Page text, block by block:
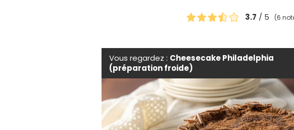
3.7 / 5 (6
Vous regardez : Cheesecake Philadelphia
(préparation froide)